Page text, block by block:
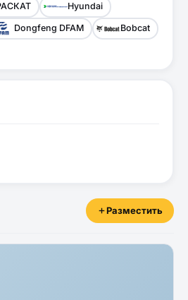
Hyundai
Dongfeng DFAM Bobcat
Разместить